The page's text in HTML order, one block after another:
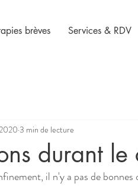
brèves Services & RDV
durant le
3 min de lecture